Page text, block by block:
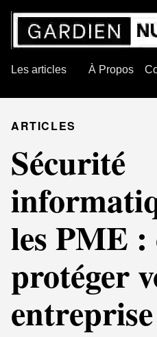
Les articles À Propos
ARTICLES
Sécurité
les PME
protéger